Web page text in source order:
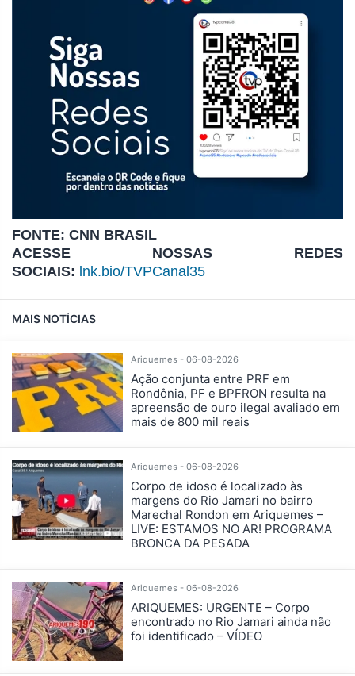
FONTE: CNN BRASIL
ACESSE NOSSAS REDES
SOCIAIS: lnk.bio/TVPCanal35
MAIS NOTÍCIAS
Ariquemes - 06-08-2026
Ação conjunta entre PRF em
Rondônia, PF e BPFRON resulta na
apreensão de ouro ilegal avaliado em
mais de 800 mil reais
Ariquemes - 06-08-2026
Corpo de idoso é localizado às
margens do Rio Jamari no bairro
Marechal Rondon em Ariquemes –
LIVE: ESTAMOS NO AR! PROGRAMA
BRONCA DA PESADA
Ariquemes - 06-08-2026
ARIQUEMES: URGENTE – Corpo
encontrado no Rio Jamari ainda não
foi identificado – VÍDEO